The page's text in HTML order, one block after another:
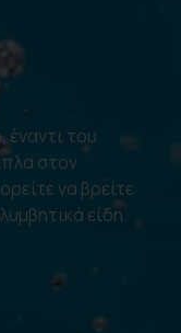
του
στον
να βρείτε
είδη.